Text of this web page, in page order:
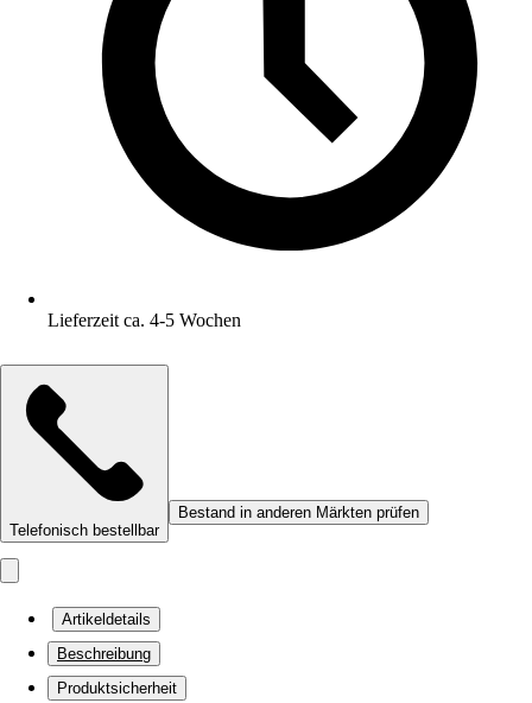
Lieferzeit ca. 4-5 Wochen
Telefonisch bestellbar
Bestand in anderen Märkten prüfen
Artikeldetails
Beschreibung
Produktsicherheit